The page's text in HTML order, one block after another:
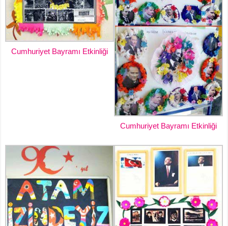
Cumhuriyet Bayramı Etkinliği
Cumhuriyet Bayramı Etkinliği